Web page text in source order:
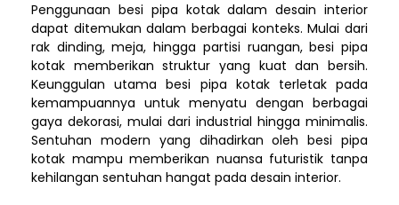
Penggunaan besi pipa kotak dalam desain interior
dapat ditemukan dalam berbagai konteks. Mulai dari
rak dinding, meja, hingga partisi ruangan, besi pipa
kotak memberikan struktur yang kuat dan bersih.
Keunggulan utama besi pipa kotak terletak pada
kemampuannya untuk menyatu dengan berbagai
gaya dekorasi, mulai dari industrial hingga minimalis.
Sentuhan modern yang dihadirkan oleh besi pipa
kotak mampu memberikan nuansa futuristik tanpa
kehilangan sentuhan hangat pada desain interior.